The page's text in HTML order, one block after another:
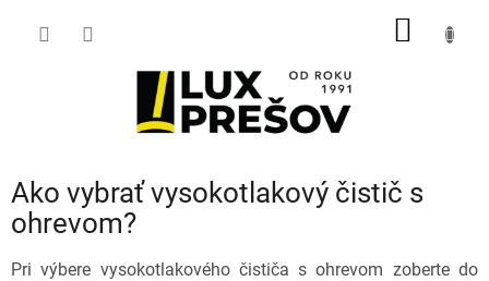
Ako vybrať vysokotlakový čistič s
ohrevom?
Pri výbere vysokotlakového čističa s ohrevom zoberte do